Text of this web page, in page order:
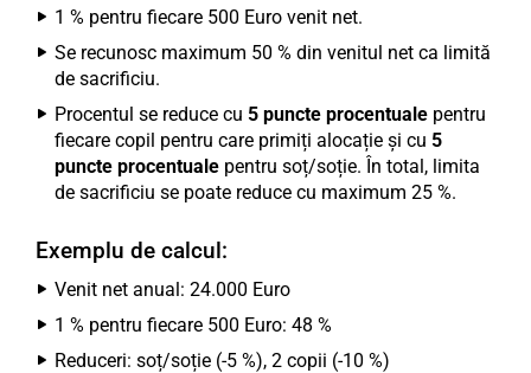
1 % pentru fiecare 500 Euro venit net.
Se recunosc maximum 50 % din venitul net ca limită
de sacrificiu.
Procentul se reduce cu 5 puncte procentuale pentru
fiecare copil pentru care primiți alocație și cu 5
puncte procentuale pentru soț/soție. În total, limita
de sacrificiu se poate reduce cu maximum 25 %.
Exemplu de calcul:
Venit net anual: 24.000 Euro
1 % pentru fiecare 500 Euro: 48 %
Reduceri: soț/soție (-5 %), 2 copii (-10 %)